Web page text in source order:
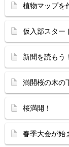
植物マップを
仮入部スター
新聞を読もう！
満開桜の木の
桜満開！
春季大会が始